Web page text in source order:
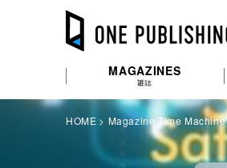
MAGAZINES
雑誌
HOME Magazine Time Machine